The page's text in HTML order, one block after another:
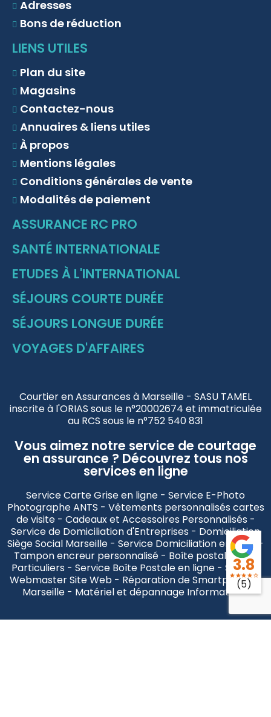
Adresses
Bons de réduction
LIENS UTILES
Plan du site
Magasins
Contactez-nous
Annuaires & liens utiles
À propos
Mentions légales
Conditions générales de vente
Modalités de paiement
ASSURANCE RC PRO
SANTÉ INTERNATIONALE
ETUDES À L'INTERNATIONAL
SÉJOURS COURTE DURÉE
SÉJOURS LONGUE DURÉE
VOYAGES D'AFFAIRES
Courtier en Assurances à Marseille - SASU TAMEL
inscrite à l'ORIAS sous le n°20002674 et immatriculée
au RCS sous le n°752 540 831
Vous aimez notre service de courtage
en assurance ? Découvrez tous nos
services en ligne
Service Carte Grise en ligne - Service E-Photo
Photographe ANTS - Vêtements personnalisés cartes
de visite - Cadeaux et Accessoires Personnalisés -
Service de Domiciliation d'Entreprises - Domiciliation
Siège Social Marseille - Service Domiciliation en ligne -
Tampon encreur personnalisé - Boîte postale pour
Particuliers - Service Boîte Postale en ligne - Service
Webmaster Site Web - Réparation de Smartphone à
Marseille - Matériel et dépannage Informatique
3.8
star starstar star star_border
(5)